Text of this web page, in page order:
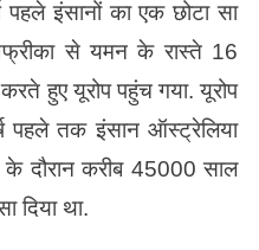
इंसानों का एक छोटा सा
से यमन के रास्ते 16
करते हुए यूरोप पहुंच गया. यूरोप
पहले तक इंसान ऑस्ट्रेलिया
दौरान करीब 45000 साल
दिया था.